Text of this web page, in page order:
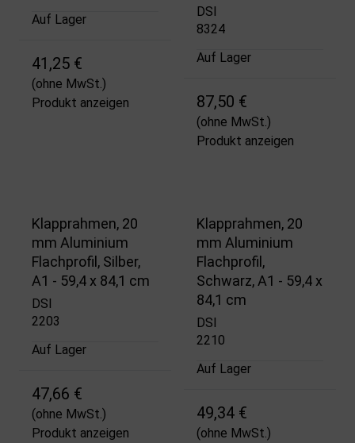
Auf Lager
41,25 €
(ohne MwSt.)
Produkt anzeigen
DSI
8324
Auf Lager
87,50 €
(ohne MwSt.)
Produkt anzeigen
Klapprahmen, 20
mm Aluminium
Flachprofil, Silber,
A1 - 59,4 x 84,1 cm
DSI
2203
Auf Lager
47,66 €
(ohne MwSt.)
Produkt anzeigen
Klapprahmen, 20
mm Aluminium
Flachprofil,
Schwarz, A1 - 59,4 x
84,1 cm
DSI
2210
Auf Lager
49,34 €
(ohne MwSt.)